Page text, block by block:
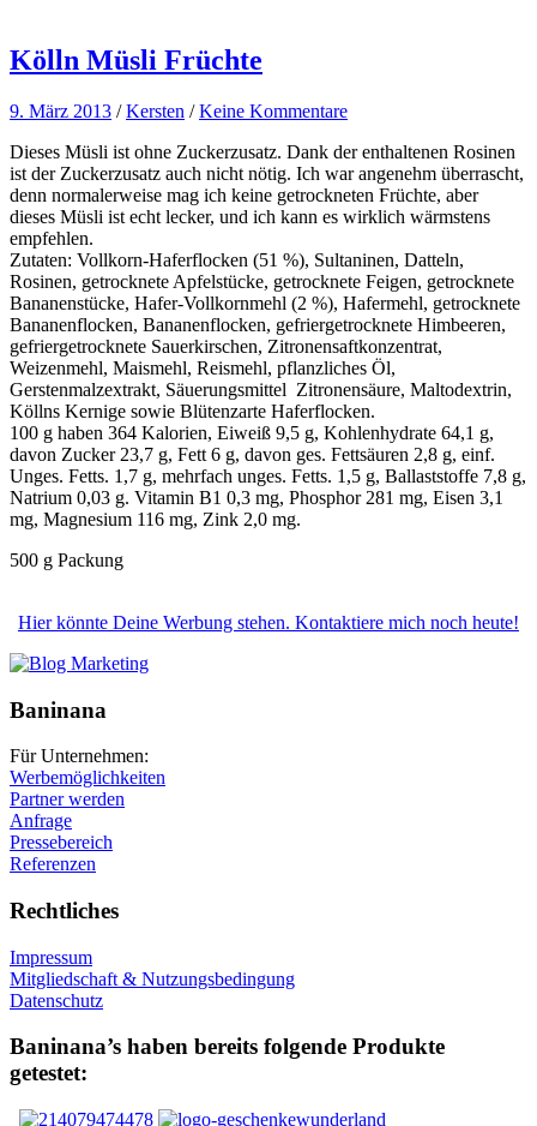
Kölln Müsli Früchte
9. März 2013 /Kersten /Keine Kommentare
Dieses Müsli ist ohne Zuckerzusatz. Dank der enthaltenen Rosinen
ist der Zuckerzusatz auch nicht nötig. Ich war angenehm überrascht,
denn normalerweise mag ich keine getrockneten Früchte, aber
dieses Müsli ist echt lecker, und ich kann es wirklich wärmstens
empfehlen.
Zutaten: Vollkorn-Haferflocken (51 %), Sultaninen, Datteln,
Rosinen, getrocknete Apfelstücke, getrocknete Feigen, getrocknete
Bananenstücke, Hafer-Vollkornmehl (2 %), Hafermehl, getrocknete
Bananenflocken, Bananenflocken, gefriergetrocknete Himbeeren,
gefriergetrocknete Sauerkirschen, Zitronensaftkonzentrat,
Weizenmehl, Maismehl, Reismehl, pflanzliches Öl,
Gerstenmalzextrakt, Säuerungsmittel Zitronensäure, Maltodextrin,
Köllns Kernige sowie Blütenzarte Haferflocken.
100 g haben 364 Kalorien, Eiweiß 9,5 g, Kohlenhydrate 64,1 g,
davon Zucker 23,7 g, Fett 6 g, davon ges. Fettsäuren 2,8 g, einf.
Unges. Fetts. 1,7 g, mehrfach unges. Fetts. 1,5 g, Ballaststoffe 7,8 g,
Natrium 0,03 g. Vitamin B1 0,3 mg, Phosphor 281 mg, Eisen 3,1
mg, Magnesium 116 mg, Zink 2,0 mg.
500 g Packung
Hier könnte Deine Werbung stehen. Kontaktiere mich noch heute!
Baninana
Für Unternehmen:
Werbemöglichkeiten
Partner werden
Anfrage
Pressebereich
Referenzen
Rechtliches
Impressum
Mitgliedschaft & Nutzungsbedingung
Datenschutz
Baninana’s haben bereits folgende Produkte
getestet: